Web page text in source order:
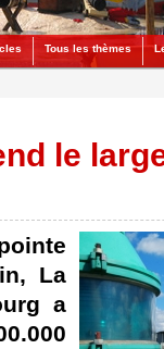
Tous les thèmes
le
La
a